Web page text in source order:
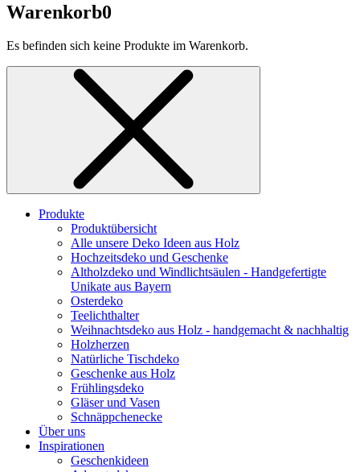
Warenkorb0
Es befinden sich keine Produkte im Warenkorb.
Produkte
Produktübersicht
Alle unsere Deko Ideen aus Holz
Hochzeitsdeko und Geschenke
Altholzdeko und Windlichtsäulen - Handgefertigte
Unikate aus Bayern
Osterdeko
Teelichthalter
Weihnachts­deko aus Holz - handgemacht & nachhaltig
Holzherzen
Natürliche Tischdeko
Geschenke aus Holz
Frühlingsdeko
Gläser und Vasen
Schnäppchenecke
Über uns
Inspirationen
Geschenkideen